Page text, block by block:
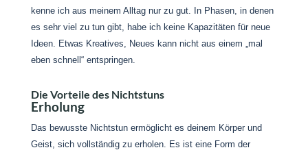
kenne ich aus meinem Alltag nur zu gut. In Phasen, in denen
es sehr viel zu tun gibt, habe ich keine Kapazitäten für neue
Ideen. Etwas Kreatives, Neues kann nicht aus einem „mal
eben schnell“ entspringen.
Die Vorteile des Nichtstuns
Erholung
Das bewusste Nichtstun ermöglicht es deinem Körper und
Geist, sich vollständig zu erholen. Es ist eine Form der